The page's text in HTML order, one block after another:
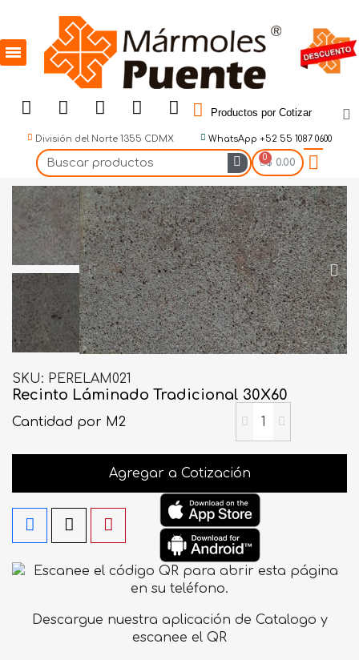
Productos por Cotizar
División del Norte 1355 CDMX WhatsApp +52 55 1087 0600
$ 0.00
SKU PERELAM021
Recinto Láminado Tradicional 30X60
Cantidad por M2
Agregar a Cotización
Descargue nuestra aplicación de Catalogo y
escanee el QR